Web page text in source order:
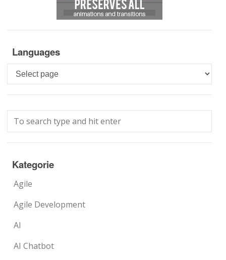
Languages
Languages
Kategorie
Agile
Agile Development
AI
AI Chatbot